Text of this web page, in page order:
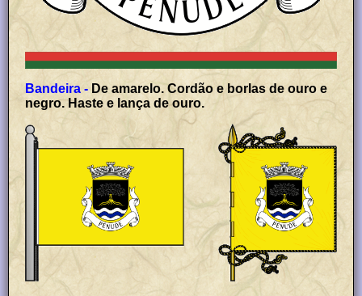
Bandeira - De amarelo. Cordão e borlas de ouro e
negro. Haste e lança de ouro.